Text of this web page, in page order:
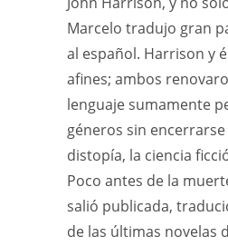
Marcelo tradujo gran
al español. Harrison y
afines; ambos
lenguaje sumamente
géneros sin
distopía, la ciencia
Poco antes de la
salió publicada,
de las últimas novelas